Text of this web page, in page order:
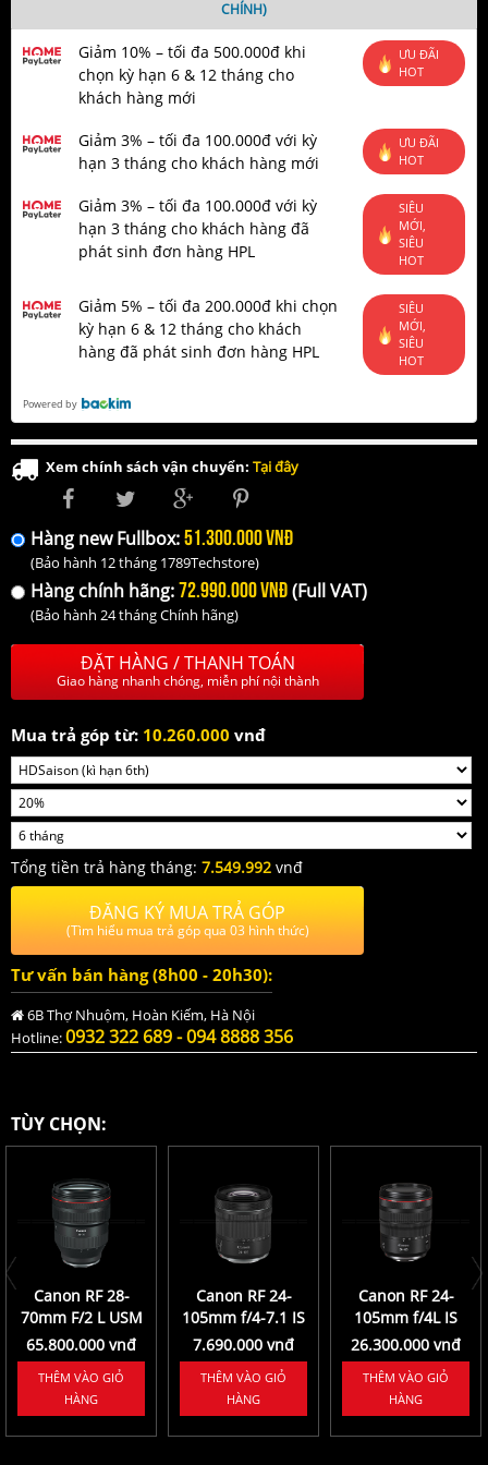
CHÍNH)
Giảm 10% – tối đa 500.000đ khi
chọn kỳ hạn 6 & 12 tháng cho
khách hàng mới
ƯU ĐÃI
HOT
Giảm 3% – tối đa 100.000đ với kỳ
hạn 3 tháng cho khách hàng mới
ƯU ĐÃI
HOT
Giảm 3% – tối đa 100.000đ với kỳ
hạn 3 tháng cho khách hàng đã
phát sinh đơn hàng HPL
SIÊU
MỚI,
SIÊU
HOT
Giảm 5% – tối đa 200.000đ khi chọn
kỳ hạn 6 & 12 tháng cho khách
hàng đã phát sinh đơn hàng HPL
SIÊU
MỚI,
SIÊU
HOT
Powered by
Xem chính sách vận chuyển: Tại đây
Hàng new Fullbox:51.300.000 VNĐ
(Bảo hành 12 tháng 1789Techstore)
Hàng chính hãng:72.990.000 VNĐ(Full VAT)
(Bảo hành 24 tháng Chính hãng)
ĐẶT HÀNG / THANH TOÁN
Giao hàng nhanh chóng, miễn phí nội thành
Mua trả góp từ: 10.260.000 vnđ
Tổng tiền trả hàng tháng: 7.549.992 vnđ
ĐĂNG KÝ MUA TRẢ GÓP
(Tìm hiểu mua trả góp qua 03 hình thức)
Tư vấn bán hàng (8h00 - 20h30):
6B Thợ Nhuộm, Hoàn Kiếm, Hà Nội
Hotline:0932 322 689 - 094 8888 356
TÙY CHỌN:
Canon RF 28-
70mm F/2 L USM
65.800.000 vnđ
THÊM VÀO GIỎ
HÀNG
Canon RF 24-
105mm f/4-7.1 IS
STM Lens
7.690.000 vnđ
THÊM VÀO GIỎ
HÀNG
Canon RF 24-
105mm f/4L IS
USM Lens
26.300.000 vnđ
THÊM VÀO GIỎ
HÀNG